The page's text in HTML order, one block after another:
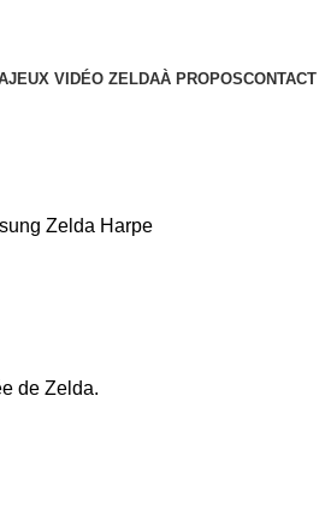
JEUX VIDÉO ZELDAÀ PROPOSCONTACT
Zelda Harpe
de Zelda.